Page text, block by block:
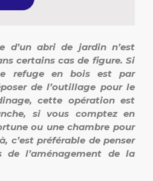
d’un abri de jardin n’est
certains cas de figure. Si
refuge en bois est par
de l’outillage pour le
cette opération est
si vous comptez en
ou une chambre pour
c’est préférable de penser
l’aménagement de la